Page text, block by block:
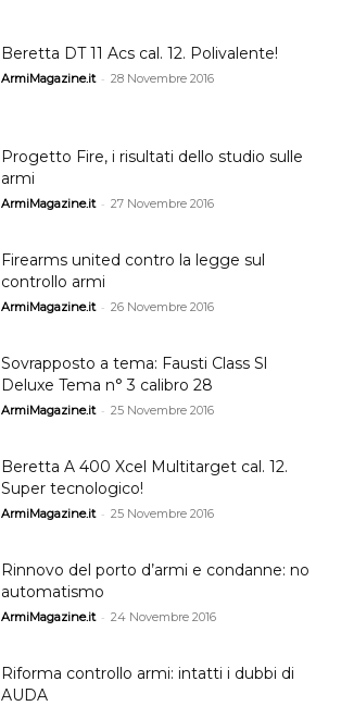
Beretta DT 11 Acs cal. 12. Polivalente!
ArmiMagazine.it - 28 Novembre 2016
Progetto Fire, i risultati dello studio sulle
armi
ArmiMagazine.it - 27 Novembre 2016
Firearms united contro la legge sul
controllo armi
ArmiMagazine.it - 26 Novembre 2016
Sovrapposto a tema: Fausti Class Sl
Deluxe Tema n° 3 calibro 28
ArmiMagazine.it - 25 Novembre 2016
Beretta A 400 Xcel Multitarget cal. 12.
Super tecnologico!
ArmiMagazine.it - 25 Novembre 2016
Rinnovo del porto d’armi e condanne: no
automatismo
ArmiMagazine.it - 24 Novembre 2016
Riforma controllo armi: intatti i dubbi di
AUDA